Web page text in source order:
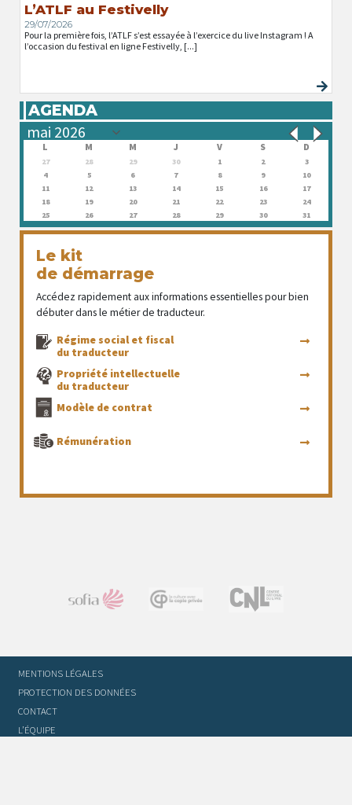
L’ATLF au Festivelly
29/07/2026
Pour la première fois, l’ATLF s’est essayée à l’exercice du live Instagram ! A
l’occasion du festival en ligne Festivelly, [...]
AGENDA
L M M J V S D
27 28 29 30 1 2
3
4
5 6 7 8 9
10
11
12 13 14 15 16
17
18
19 20 21 22 23
24
25
26 27 28 29 30 31
Le kit
de démarrage
Accédez rapidement aux informations essentielles pour bien
débuter dans le métier de traducteur.
Régime social et fiscal
du traducteur
Propriété intellectuelle
du traducteur
Modèle de contrat
Rémunération
MENTIONS LÉGALES
PROTECTION DES DONNÉES
CONTACT
L’ÉQUIPE